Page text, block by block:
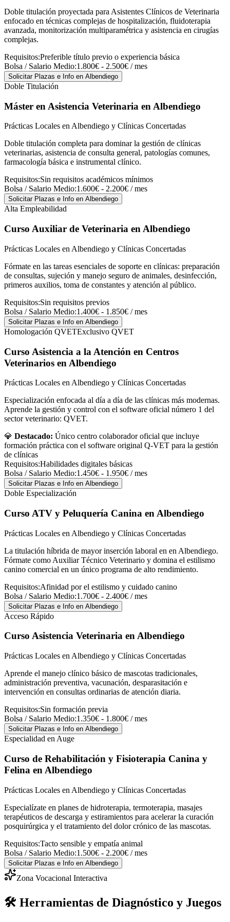
Doble titulación proyectada para Asistentes Clínicos de Veterinaria
enfocado en técnicas complejas de hospitalización, fluidoterapia
avanzada, monitorización multiparamétrica y asistencia en cirugías
complejas.
Requisitos:Preferible título previo o experiencia básica
Bolsa / Salario Medio:1.800€ - 2.500€ / mes
Solicitar Plazas e Info en Albendiego
Doble Titulación
Máster en Asistencia Veterinaria en Albendiego
Prácticas Locales en Albendiego y Clínicas Concertadas
Doble titulación completa para dominar la gestión de clínicas
veterinarias, asistencia de consulta general, patologías comunes,
farmacología básica e instrumental clínico.
Requisitos:Sin requisitos académicos mínimos
Bolsa / Salario Medio:1.600€ - 2.200€ / mes
Solicitar Plazas e Info en Albendiego
Alta Empleabilidad
Curso Auxiliar de Veterinaria en Albendiego
Prácticas Locales en Albendiego y Clínicas Concertadas
Fórmate en las tareas esenciales de soporte en clínicas: preparación
de consultas, sujeción y manejo seguro de animales, desinfección,
primeros auxilios, toma de constantes y atención al público.
Requisitos:Sin requisitos previos
Bolsa / Salario Medio:1.400€ - 1.850€ / mes
Solicitar Plazas e Info en Albendiego
Homologación QVETExclusivo QVET
Curso Asistencia a la Atención en Centros
Veterinarios en Albendiego
Prácticas Locales en Albendiego y Clínicas Concertadas
Especialización enfocada al día a día de las clínicas más modernas.
Aprende la gestión y control con el software oficial número 1 del
sector veterinario: QVET.
💎 Destacado: Único centro colaborador oficial que incluye
formación práctica con el software original Q-VET para la gestión
de clínicas
Requisitos:Habilidades digitales básicas
Bolsa / Salario Medio:1.450€ - 1.950€ / mes
Solicitar Plazas e Info en Albendiego
Doble Especialización
Curso ATV y Peluquería Canina en Albendiego
Prácticas Locales en Albendiego y Clínicas Concertadas
La titulación híbrida de mayor inserción laboral en en Albendiego.
Fórmate como Auxiliar Técnico Veterinario y domina el estilismo
canino comercial en un único programa de alto rendimiento.
Requisitos:Afinidad por el estilismo y cuidado canino
Bolsa / Salario Medio:1.700€ - 2.400€ / mes
Solicitar Plazas e Info en Albendiego
Acceso Rápido
Curso Asistencia Veterinaria en Albendiego
Prácticas Locales en Albendiego y Clínicas Concertadas
Aprende el manejo clínico básico de mascotas tradicionales,
administración preventiva, vacunación, desparasitación e
intervención en consultas ordinarias de atención diaria.
Requisitos:Sin formación previa
Bolsa / Salario Medio:1.350€ - 1.800€ / mes
Solicitar Plazas e Info en Albendiego
Especialidad en Auge
Curso de Rehabilitación y Fisioterapia Canina y
Felina en Albendiego
Prácticas Locales en Albendiego y Clínicas Concertadas
Especialízate en planes de hidroterapia, termoterapia, masajes
terapéuticos de descarga y estiramientos para acelerar la curación
posquirúrgica y el tratamiento del dolor crónico de las mascotas.
Requisitos:Tacto sensible y empatía animal
Bolsa / Salario Medio:1.500€ - 2.200€ / mes
Solicitar Plazas e Info en Albendiego
Zona Vocacional Interactiva
🛠️ Herramientas de Diagnóstico y Juegos